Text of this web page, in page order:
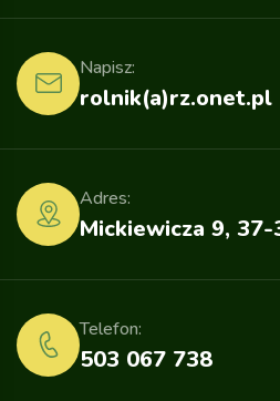
rolnik(a)rz.onet.pl
Napisz:
Mickiewicza 9,
Adres:
503 067 738
Telefon: